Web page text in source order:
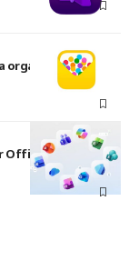
organización
en macOS y